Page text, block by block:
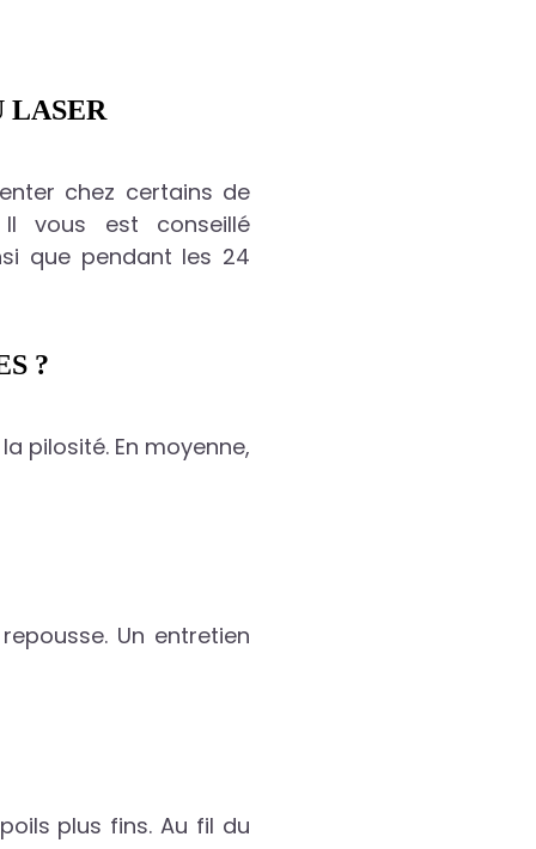
LASER
chez certains de
Il vous est conseillé
que pendant les 24
?
pilosité. En moyenne,
Un entretien
plus fins. Au fil du